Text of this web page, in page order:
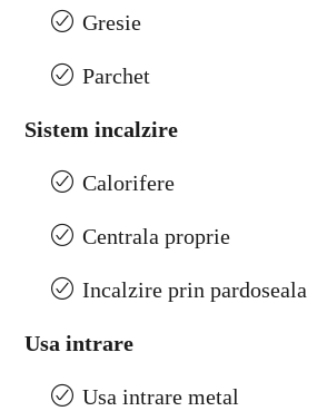
Gresie
Parchet
Sistem incalzire
Calorifere
Centrala proprie
Incalzire prin pardoseala
Usa intrare
Usa intrare metal